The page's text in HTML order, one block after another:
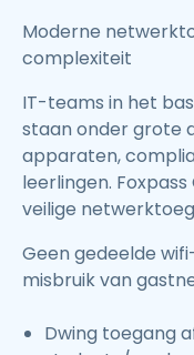
Moderne
complexiteit
IT-teams in het
staan onder grote
apparaten,
leerlingen. Foxpass
veilige
Geen gedeelde
misbruik van
Dwing toegang